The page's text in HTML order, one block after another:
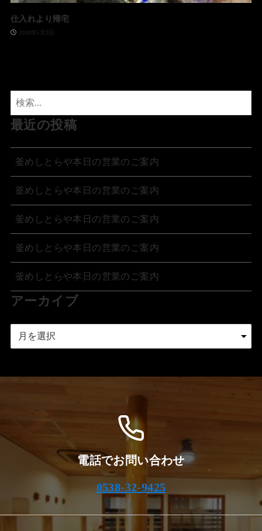
仕入れより帰宅
2018年5月3日
最近の投稿
釜めしとらや本日の営業のご案内
釜めしとらや本日の営業のご案内
釜めしとらや本日の営業のご案内
釜めしとらや本日の営業のご案内
釜めしとらや本日の営業のご案内
アーカイブ
電話でお問い合わせ
0538-32-9425